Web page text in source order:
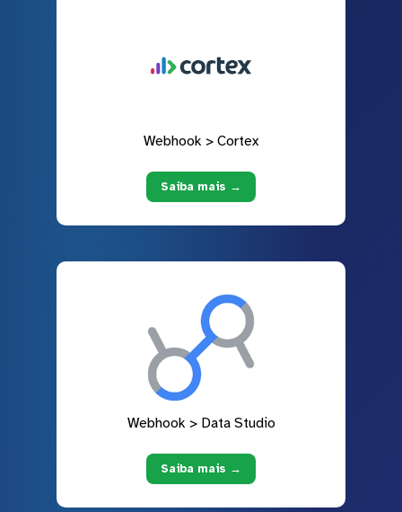
Webhook > Cortex
Saiba mais →
Webhook > Data Studio
Saiba mais →